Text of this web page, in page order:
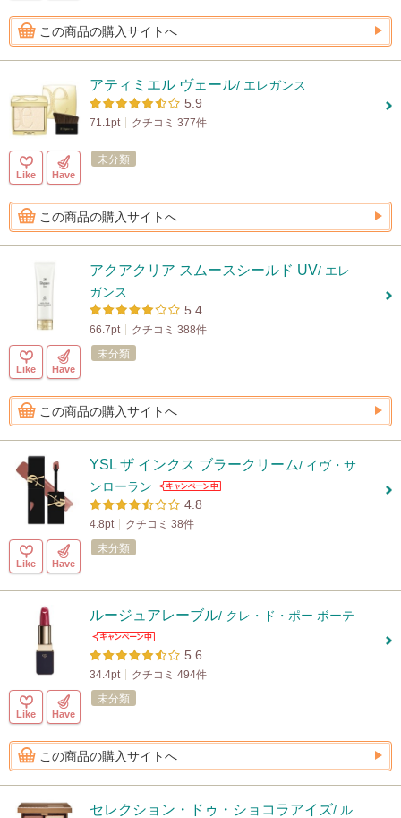
この商品の購入サイトへ
アティミエル ヴェール/ エレガンス
5.9
71.1pt クチコミ 377件
Like Have
未分類
この商品の購入サイトへ
アクアクリア スムースシールド UV/ エレ
ガンス
5.4
66.7pt クチコミ 388件
Like Have
未分類
この商品の購入サイトへ
YSL ザ インクス ブラークリーム/ イヴ・サ
ンローラン
4.8
4.8pt クチコミ 38件
Like Have
未分類
ルージュアレーブル/ クレ・ド・ポー ボーテ
5.6
34.4pt クチコミ 494件
Like Have
未分類
この商品の購入サイトへ
セレクション・ドゥ・ショコラアイズ/ ル